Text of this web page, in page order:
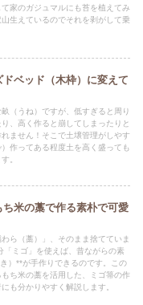
家のガジュマルにも苔を植えてみ
生えているのでそれを剥がして乗
ベッド（木枠）に変えて
（うね）ですが、低すぎると周り
、高く作ると崩してしまったりと
ません！そこで土壌管理がしやす
作ってある程度土を高く盛っても
。
ち米の藁で作る素朴で可愛
ら（藁）」、そのまま捨てていま
ミゴ」を使えば、昔ながらの素
）**が手作りできるのです。この
ち米の藁を活用した、ミゴ箒の作
も分かりやすく解説します。